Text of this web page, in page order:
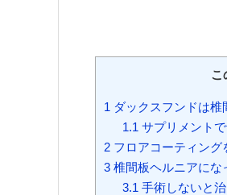
こ
1 ダックスフンドは
1.1 サプリメント
2 フロアコーティング
3 椎間板ヘルニアにな
3.1 手術しないと